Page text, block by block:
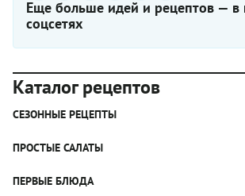
Еще больше идей и рецептов — в
соцсетях
Каталог рецептов
СЕЗОННЫЕ РЕЦЕПТЫ
Рецепты из капусты
Рецепты с грибами
ПРОСТЫЕ САЛАТЫ
Простые салаты
ПЕРВЫЕ БЛЮДА